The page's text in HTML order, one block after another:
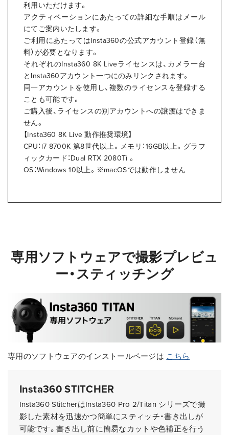
利用いただけます。
アクティベーションにあたっての詳細な手順はメール
にてご案内いたします。
ご利用にあたってはInsta360の公式アカウント登録（無
料）が必要となります。
それぞれのInsta360 8K Liveライセンスは、カメラ一台
とInsta360アカウント一つにのみリンクされます。
同一アカウントを使用し、複数のライセンスを登録する
ことも可能です。
ご購入後、ライセンスの別アカウントへの譲渡はできま
せん。
【Insta360 8K Live 動作推奨環境】
CPU：i7 8700K 第8世代以上。メモリ：16GB以上。グラフ
ィックカード：Dual RTX 2080Ti 。
OS：Windows 10以上。※macOSでは動作しません
専用ソフトウェアで撮影プレビュ
ー・スティッチング
専用のソフトウェアのインストールページは こちら
Insta360 STITCHER
Insta360 StitcherはInsta360 Pro 2/Titan シリーズで撮
影した素材を迅速かつ簡単にスティッチ・書き出しが
可能です。書き出し前に簡易なカットや色補正を行う